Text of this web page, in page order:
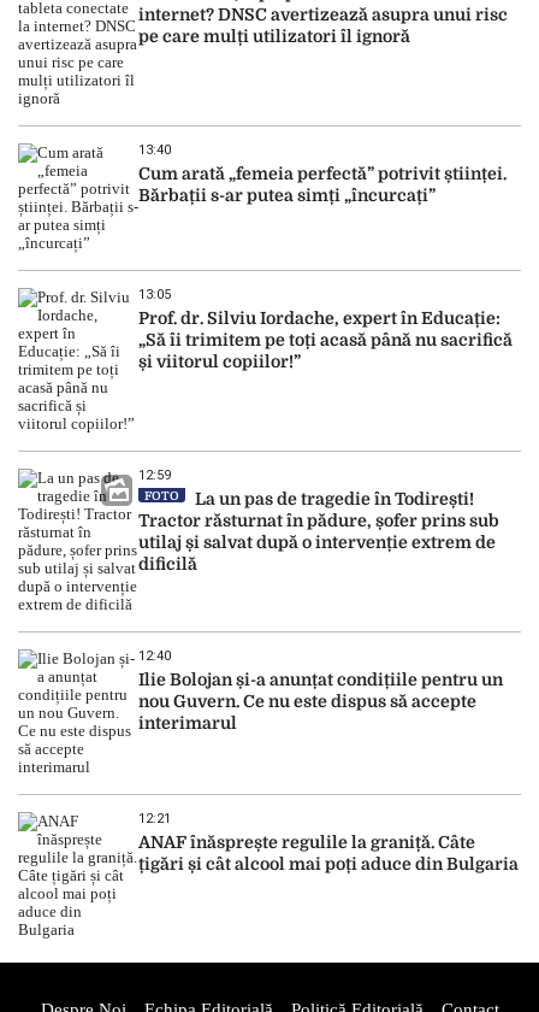
internet? DNSC avertizează asupra unui risc
pe care mulți utilizatori îl ignoră
13:40
Cum arată „femeia perfectă” potrivit științei.
Bărbații s-ar putea simți „încurcați”
13:05
Prof. dr. Silviu Iordache, expert în Educație:
„Să îi trimitem pe toți acasă până nu sacrifică
și viitorul copiilor!”
12:59
FOTO
La un pas de tragedie în Todirești!
Tractor răsturnat în pădure, șofer prins sub
utilaj și salvat după o intervenție extrem de
dificilă
12:40
Ilie Bolojan și-a anunțat condițiile pentru un
nou Guvern. Ce nu este dispus să accepte
interimarul
12:21
ANAF înăsprește regulile la graniță. Câte
țigări și cât alcool mai poți aduce din Bulgaria